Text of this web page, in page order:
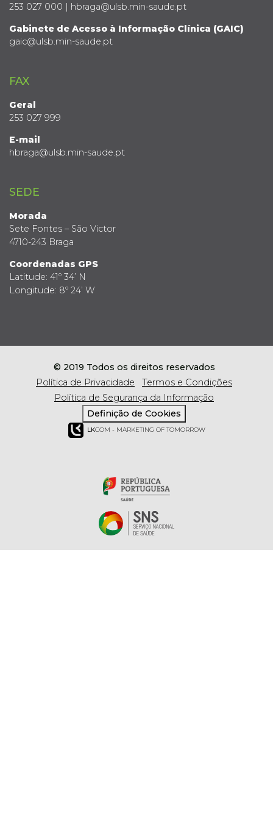
253 027 000 | hbraga@ulsb.min-saude.pt
Gabinete de Acesso à Informação Clínica (GAIC)
gaic@ulsb.min-saude.pt
FAX
Geral
253 027 999
E-mail
hbraga@ulsb.min-saude.pt
SEDE
Morada
Sete Fontes – São Victor
4710-243 Braga
Coordenadas GPS
Latitude: 41º 34’ N
Longitude: 8º 24’ W
© 2019 Todos os direitos reservados
Política de Privacidade
Termos e Condições
Política de Segurança da Informação
Definição de Cookies
LKCOM - MARKETING OF TOMORROW